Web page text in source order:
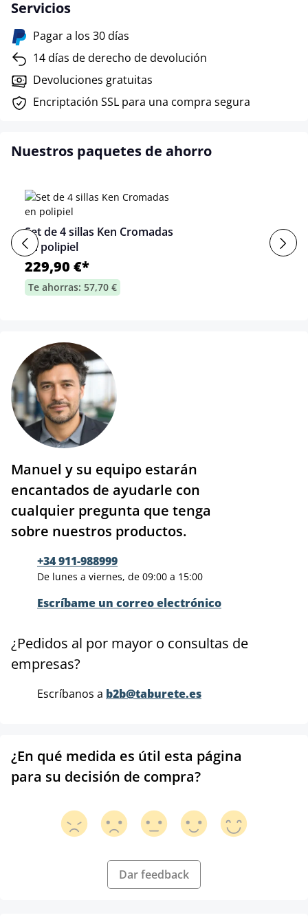
Servicios
Pagar a los 30 días
14 días de derecho de devolución
Devoluciones gratuitas
Encriptación SSL para una compra segura
Nuestros paquetes de ahorro
Set de 4 sillas Ken Cromadas
en polipiel
229,90 €*
Te ahorras: 57,70 €
Manuel y su equipo estarán
encantados de ayudarle con
cualquier pregunta que tenga
sobre nuestros productos.
+34 911-988999
De lunes a viernes, de 09:00 a 15:00
Escríbame un correo electrónico
¿Pedidos al por mayor o consultas de
empresas?
Escríbanos a b2b@taburete.es
¿En qué medida es útil esta página
para su decisión de compra?
Dar feedback